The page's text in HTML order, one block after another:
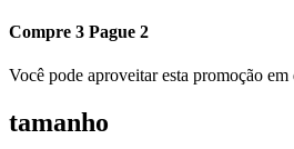
Compre 3 Pague 2
Você pode aproveitar esta promoção
tamanho